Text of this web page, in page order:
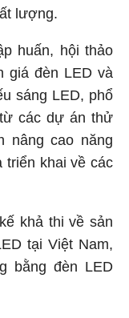
lượng.
huấn, hội thảo
giá đèn LED và
sáng LED, phổ
các dự án thử
nâng cao năng
triển khai về các
khả thi về sản
tại Việt Nam,
bằng đèn LED